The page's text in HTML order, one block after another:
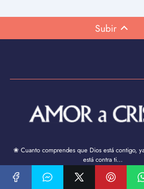
Subir
❀ Cuanto comprendes que Dios está contigo,
está contra ti...
entrégale a Él todo lo que te preocupa y déjalo